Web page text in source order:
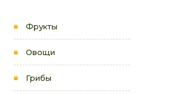
Фрукты
Овощи
Грибы